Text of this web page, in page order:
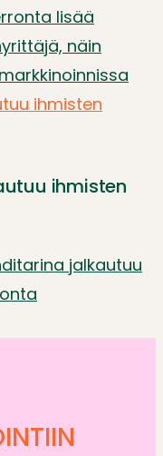
lisää
näin
ihmisten
jalkautuu